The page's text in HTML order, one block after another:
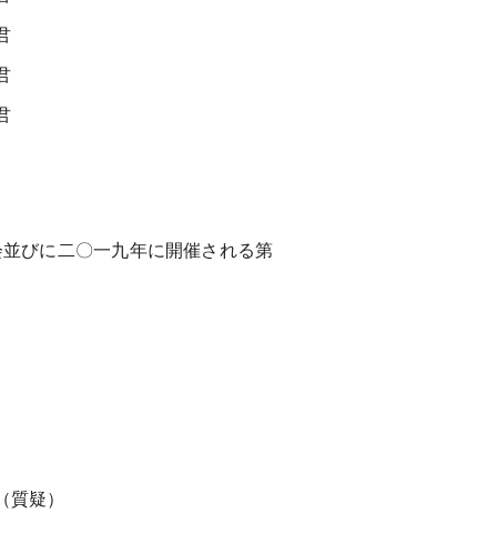
びに二〇一九年に開催される第
疑）